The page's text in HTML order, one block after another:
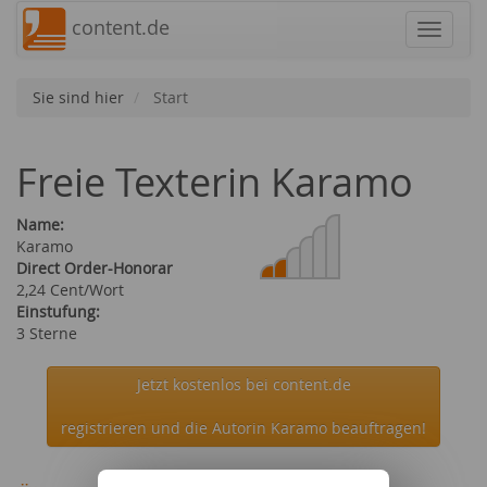
content.de
Sie sind hier Start
Freie Texterin Karamo
Name:
Karamo
Direct Order-Honorar
2,24 Cent/Wort
Einstufung:
3 Sterne
Jetzt kostenlos bei content.de
registrieren und die Autorin Karamo beauftragen!